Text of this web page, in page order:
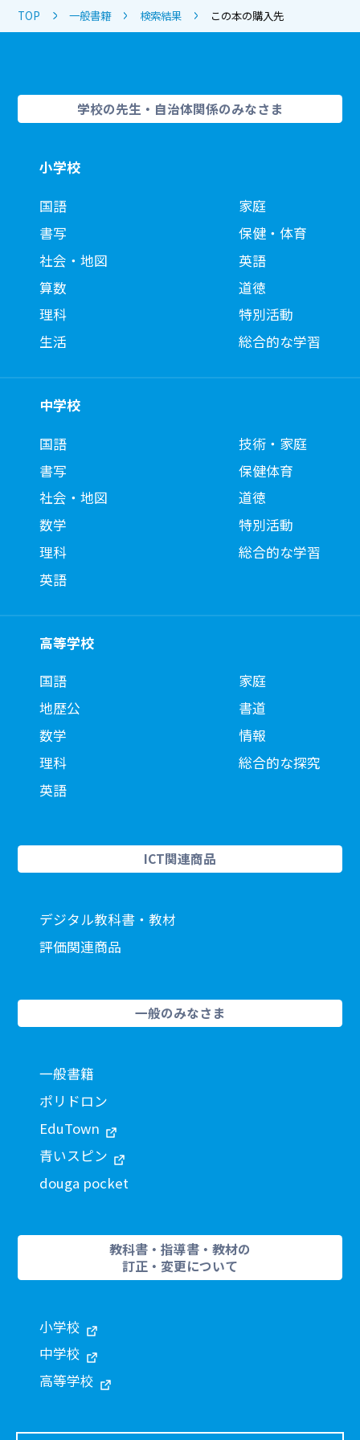
TOP 一般書籍 検索結果 この本の購入先
学校の先生・自治体関係のみなさま
小学校
国語
書写
社会・地図
算数
理科
生活
家庭
保健・体育
英語
道徳
特別活動
総合的な学習
中学校
国語
書写
社会・地図
数学
理科
英語
技術・家庭
保健体育
道徳
特別活動
総合的な学習
高等学校
国語
地歴公
数学
理科
英語
家庭
書道
情報
総合的な探究
ICT関連商品
デジタル教科書・教材
評価関連商品
一般のみなさま
一般書籍
ポリドロン
EduTown
青いスピン
douga pocket
教科書・指導書・教材の
訂正・変更について
小学校
中学校
高等学校